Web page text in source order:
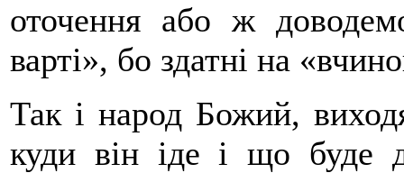
оточення або ж
варті», бо здатні на
Так і народ Божий,
куди він іде і що буде